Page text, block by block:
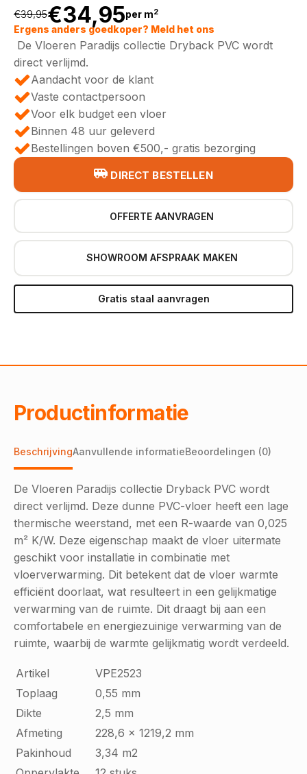
€39,95
Oorspronkelijke
prijs
was:
€39,95.
€34,95
Huidige
prijs
is:
€34,95.
per m2
Ergens anders goedkoper? Meld het ons
De Vloeren Paradijs collectie Dryback PVC wordt
direct verlijmd.
Aandacht voor de klant
Vaste contactpersoon
Voor elk budget een vloer
Binnen 48 uur geleverd
Bestellingen boven €500,- gratis bezorging
DIRECT BESTELLEN
OFFERTE AANVRAGEN
SHOWROOM AFSPRAAK MAKEN
Gratis staal aanvragen
Productinformatie
BeschrijvingAanvullende informatieBeoordelingen (0)
De Vloeren Paradijs collectie Dryback PVC wordt
direct verlijmd. Deze dunne PVC-vloer heeft een lage
thermische weerstand, met een R-waarde van 0,025
m² K/W. Deze eigenschap maakt de vloer uitermate
geschikt voor installatie in combinatie met
vloerverwarming. Dit betekent dat de vloer warmte
efficiënt doorlaat, wat resulteert in een gelijkmatige
verwarming van de ruimte. Dit draagt bij aan een
comfortabele en energiezuinige verwarming van de
ruimte, waarbij de warmte gelijkmatig wordt verdeeld.
Artikel
VPE2523
Toplaag
0,55 mm
Dikte
2,5 mm
Afmeting
228,6 x 1219,2 mm
Pakinhoud
3,34 m2